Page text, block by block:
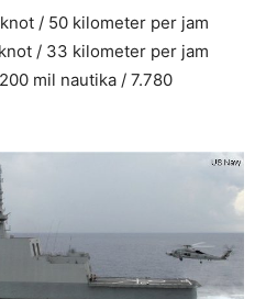
/ 50 kilometer per jam
/ 33 kilometer per jam
mil nautika / 7.780